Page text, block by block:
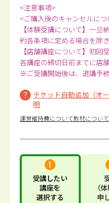
<注意事項>
<ご購入後のキャンセルにつ
【体験受講について】一旦
約各条項に定める場合を除
【店舗講座について】初回
各講座の締切日前までに店
※ご受講開始後は、退講手
チケット自動追加（オ
明
運営維持費について教材について
受講したい
講座を
選択する
（
申